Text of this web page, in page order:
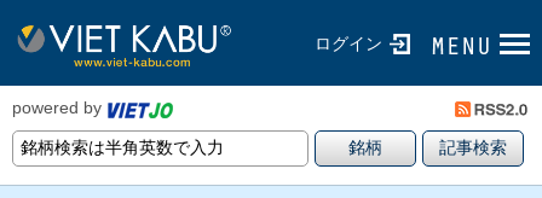
ログイン
powered by